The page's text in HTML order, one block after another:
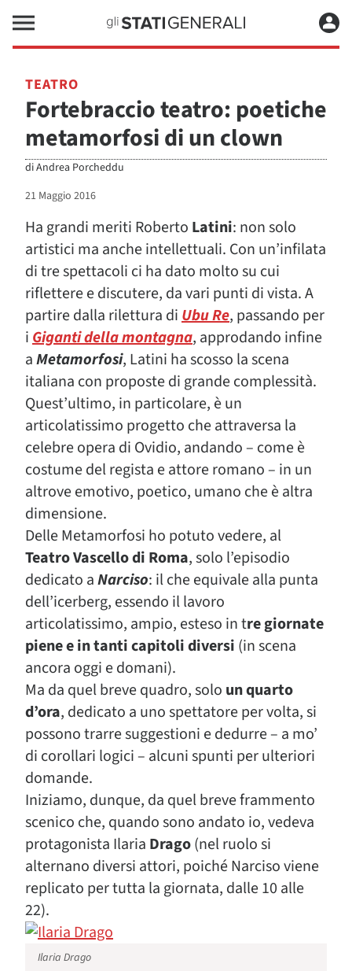
TEATRO
Fortebraccio teatro: poetiche
metamorfosi di un clown
diAndrea Porcheddu
21 Maggio 2016
Ha grandi meriti Roberto Latini: non solo
artistici ma anche intellettuali. Con un’infilata
di tre spettacoli ci ha dato molto su cui
riflettere e discutere, da vari punti di vista. A
partire dalla rilettura diUbu Re, passando per
iGiganti della montagna, approdando infine
aMetamorfosi, Latini ha scosso la scena
italiana con proposte di grande complessità.
Quest’ultimo, in particolare, è un
articolatissimo progetto che attraversa la
celebre opera di Ovidio, andando – come è
costume del regista e attore romano – in un
altrove emotivo, poetico, umano che è altra
dimensione.
Delle Metamorfosi ho potuto vedere, al
Teatro Vascello di Roma, solo l’episodio
dedicato aNarciso: il che equivale alla punta
dell’icerberg, essendo il lavoro
articolatissimo, ampio, esteso in tre giornate
piene e in tanti capitoli diversi (in scena
ancora oggi e domani).
Ma da quel breve quadro, solo un quarto
d’ora, dedicato a uno spettatore per volta, si
possono trarre suggestioni e dedurre – a mo’
di corollari logici – alcuni spunti per ulteriori
domande.
Iniziamo, dunque, da quel breve frammento
scenico che, quando sono andato io, vedeva
protagonista Ilaria Drago(nel ruolo si
alternano diversi attori, poiché Narciso viene
replicato per tutta la giornata, dalle 10 alle
22).
Ilaria Drago